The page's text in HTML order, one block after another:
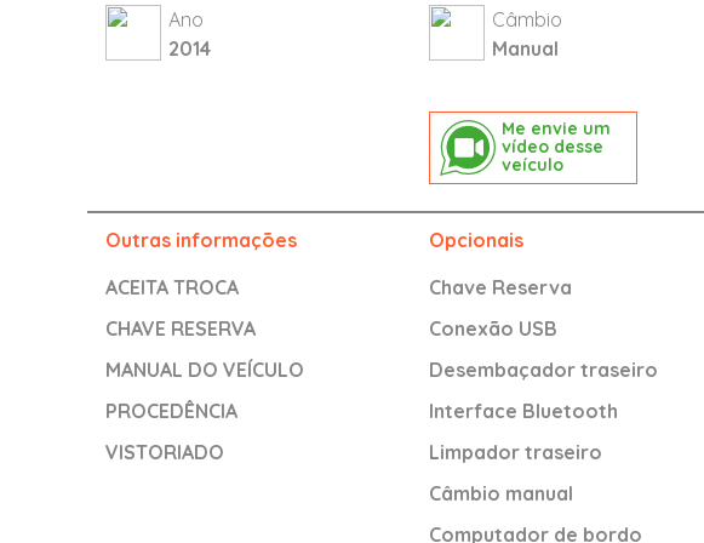
Ano
2014
Câmbio
Manual
Me envie um
vídeo desse
veículo
Outras informações
ACEITA TROCA
CHAVE RESERVA
MANUAL DO VEÍCULO
PROCEDÊNCIA
VISTORIADO
Opcionais
Chave Reserva
Conexão USB
Desembaçador traseiro
Interface Bluetooth
Limpador traseiro
Câmbio manual
Computador de bordo